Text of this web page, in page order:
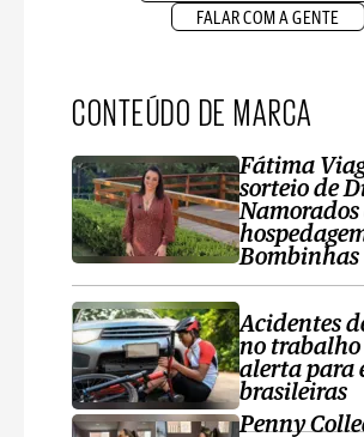
FALAR COM A GENTE
CONTEÚDO DE MARCA
Fátima
sorteio de
Namorados
Bombinhas
Acidentes
no trabalho
alerta para
brasileiras
Penny